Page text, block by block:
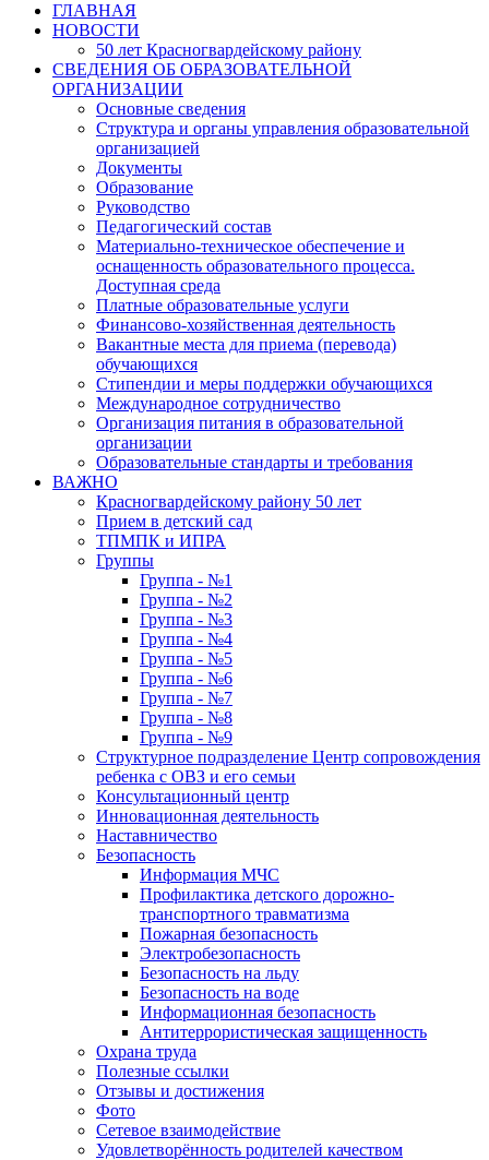
ГЛАВНАЯ
НОВОСТИ
50 лет Красногвардейскому району
СВЕДЕНИЯ ОБ ОБРАЗОВАТЕЛЬНОЙ
ОРГАНИЗАЦИИ
Основные сведения
Структура и органы управления образовательной
организацией
Документы
Образование
Руководство
Педагогический состав
Материально-техническое обеспечение и
оснащенность образовательного процесса.
Доступная среда
Платные образовательные услуги
Финансово-хозяйственная деятельность
Вакантные места для приема (перевода)
обучающихся
Стипендии и меры поддержки обучающихся
Международное сотрудничество
Организация питания в образовательной
организации
Образовательные стандарты и требования
ВАЖНО
Красногвардейскому району 50 лет
Прием в детский сад
ТПМПК и ИПРА
Группы
Группа - №1
Группа - №2
Группа - №3
Группа - №4
Группа - №5
Группа - №6
Группа - №7
Группа - №8
Группа - №9
Структурное подразделение Центр сопровождения
ребенка с ОВЗ и его семьи
Консультационный центр
Инновационная деятельность
Наставничество
Безопасность
Информация МЧС
Профилактика детского дорожно-
транспортного травматизма
Пожарная безопасность
Электробезопасность
Безопасность на льду
Безопасность на воде
Информационная безопасность
Антитеррористическая защищенность
Охрана труда
Полезные ссылки
Отзывы и достижения
Фото
Сетевое взаимодействие
Удовлетворённость родителей качеством